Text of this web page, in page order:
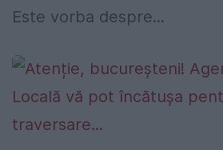
Este vorba despre...